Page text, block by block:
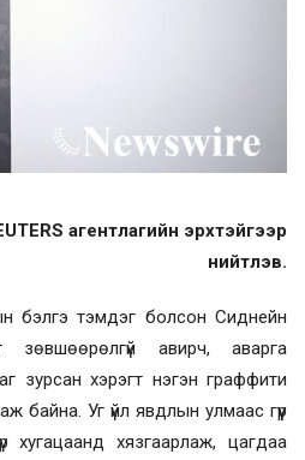
агентлагийн эрхтэйгээр
нийтлэв.
бэлгэ тэмдэг болсон Сиднейн
зөвшөөрөлгүй авирч, аварга
зурсан хэрэгт нэгэн граффити
байна. Уг үйл явдлын улмаас гүүр
хугацаанд хязгаарлаж, цагдаа